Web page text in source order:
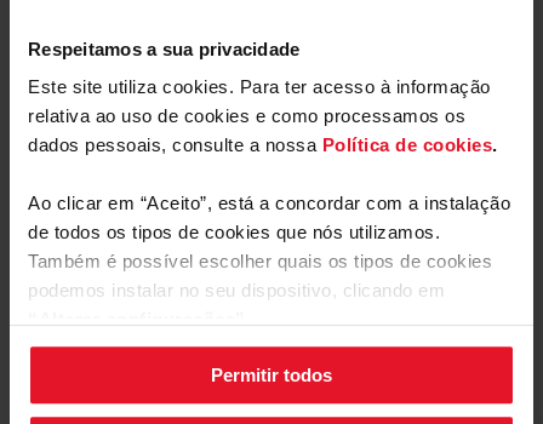
Respeitamos a sua privacidade
Este site utiliza cookies. Para ter acesso à informação
relativa ao uso de cookies e como processamos os
dados pessoais, consulte a nossa Política de cookies.
Ao clicar em “Aceito”, está a concordar com a instalação
de todos os tipos de cookies que nós utilizamos.
Também é possível escolher quais os tipos de cookies
podemos instalar no seu dispositivo, clicando em
As suas configurações de cookies podem ser alteradas a
qualquer momento, clicando no botão preto posicionado
Permitir todos
Rótulo energético
Ficha de produto
Descarregar
arquivo
Manual do utilizador
Manual do utilizador
Mostrar mais
Comentários